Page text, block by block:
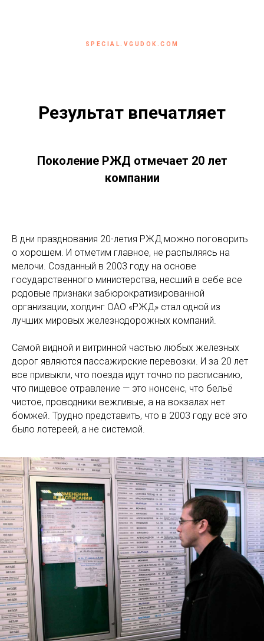
SPECIAL.VGUDOK.COM
Результат впечатляет
Поколение РЖД отмечает 20 лет
компании
В дни празднования 20-летия РЖД можно поговорить
о хорошем. И отметим главное, не распыляясь на
мелочи. Созданный в 2003 году на основе
государственного министерства, несший в себе все
родовые признаки забюрократизированной
организации, холдинг ОАО «РЖД» стал одной из
лучших мировых железнодорожных компаний.
Самой видной и витринной частью любых железных
дорог являются пассажирские перевозки. И за 20 лет
все привыкли, что поезда идут точно по расписанию,
что пищевое отравление — это нонсенс, что бельё
чистое, проводники вежливые, а на вокзалах нет
бомжей. Трудно представить, что в 2003 году всё это
было лотереей, а не системой.